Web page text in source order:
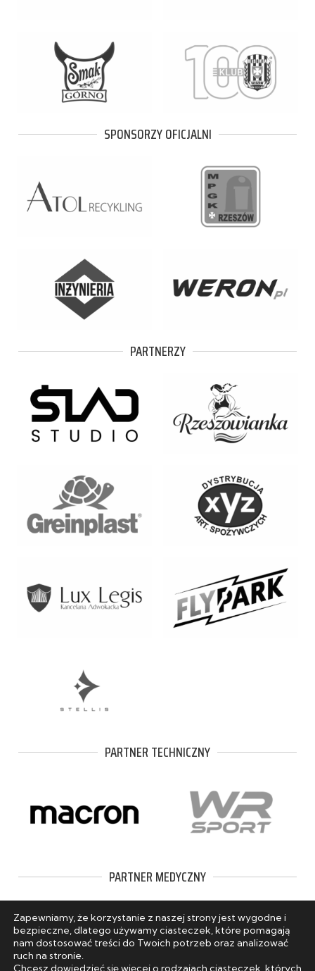
SPONSORZY OFICJALNI
PARTNERZY
PARTNER TECHNICZNY
PARTNER MEDYCZNY
Zapewniamy, że korzystanie z naszej strony jest wygodne i
bezpieczne, dlatego używamy ciasteczek, które pomagają
nam dostosować treści do Twoich potrzeb oraz analizować
ruch na stronie.
Chcesz dowiedzieć się więcej o rodzajach ciasteczek, których